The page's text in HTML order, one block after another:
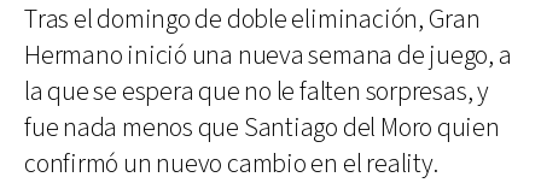
Tras el domingo de doble eliminación, Gran
Hermano inició una nueva semana de juego, a
la que se espera que no le falten sorpresas, y
fue nada menos que Santiago del Moro quien
confirmó un nuevo cambio en el reality.